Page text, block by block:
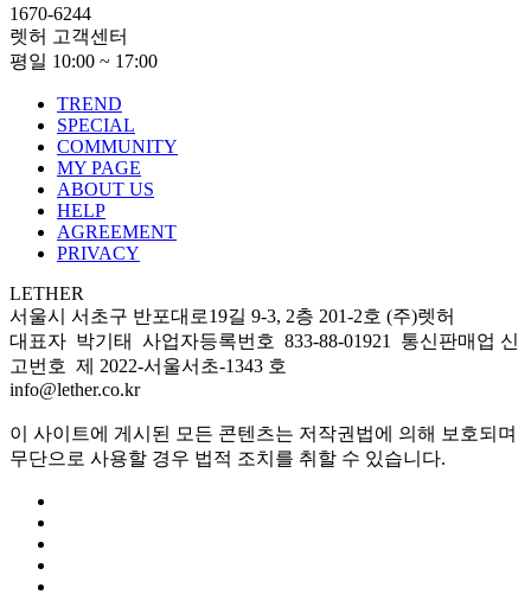
1670-6244
렛허 고객센터
평일 10:00 ~ 17:00
TREND
SPECIAL
COMMUNITY
MY PAGE
ABOUT US
HELP
AGREEMENT
PRIVACY
LETHER
서울시 서초구 반포대로19길 9-3, 2층 201-2호 (주)렛허
대표자 박기태 사업자등록번호 833-88-01921 통신판매업 신
고번호 제 2022-서울서초-1343 호
info@lether.co.kr
이 사이트에 게시된 모든 콘텐츠는 저작권법에 의해 보호되며
무단으로 사용할 경우 법적 조치를 취할 수 있습니다.